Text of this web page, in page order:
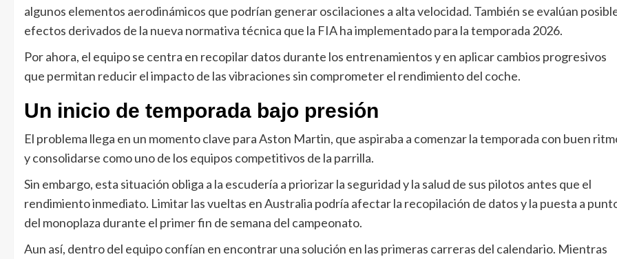
algunos elementos aerodinámicos que podrían generar oscilaciones a alta velocidad. También se evalúan
efectos derivados de la nueva normativa técnica que la FIA ha implementado para la temporada 2026.
Por ahora, el equipo se centra en recopilar datos durante los entrenamientos y en aplicar cambios progresivos
que permitan reducir el impacto de las vibraciones sin comprometer el rendimiento del coche.
Un inicio de temporada bajo presión
El problema llega en un momento clave para Aston Martin, que aspiraba a comenzar la temporada con buen
y consolidarse como uno de los equipos competitivos de la parrilla.
Sin embargo, esta situación obliga a la escudería a priorizar la seguridad y la salud de sus pilotos antes que el
rendimiento inmediato. Limitar las vueltas en Australia podría afectar la recopilación de datos y la puesta a
del monoplaza durante el primer fin de semana del campeonato.
Aun así, dentro del equipo confían en encontrar una solución en las primeras carreras del calendario. Mientras